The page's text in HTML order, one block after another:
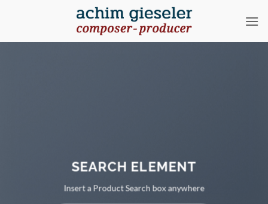
SEARCH ELEMENT
Insert a Product Search box anywhere